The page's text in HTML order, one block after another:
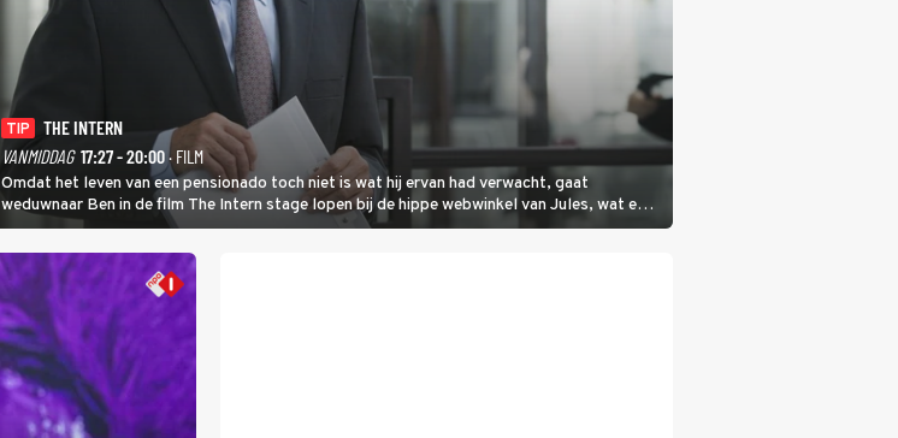
TIP
THE INTERN
VANMIDDAG 17:27 - 20:00· FILM
Omdat het leven van een pensionado toch niet is wat hij ervan had verwacht, gaat
weduwnaar Ben in de film The Intern stage lopen bij de hippe webwinkel van Jules, wat een
gouden zet blijkt te zijn.